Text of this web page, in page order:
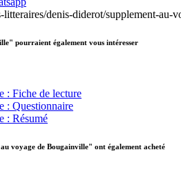
denis-diderot/supplement-
pourraient également vous intéresser
: Fiche de lecture
: Questionnaire
: Résumé
voyage de Bougainville" ont également acheté